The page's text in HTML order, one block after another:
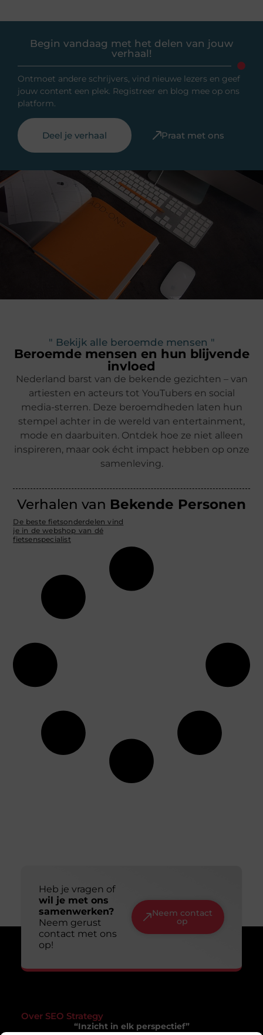
Begin vandaag met het delen van jouw
verhaal!
Ontmoet andere schrijvers, vind nieuwe lezers en geef
jouw content een plek. Registreer en blog mee op ons
platform.
Deel je verhaal Praat met ons
" Bekijk alle beroemde mensen "
Beroemde mensen en hun blijvende
invloed
Nederland barst van de bekende gezichten – van
artiesten en acteurs tot YouTubers en social
media-sterren. Deze beroemdheden laten hun
stempel achter in de wereld van entertainment,
mode en daarbuiten. Ontdek hoe ze niet alleen
inspireren, maar ook écht impact hebben op onze
samenleving.
Verhalen van Bekende Personen
De beste fietsonderdelen vind
je in de webshop van dé
fietsenspecialist
Heb je vragen of
wil je met ons
samenwerken?
Neem gerust
contact met ons
op!
Neem contact
op
Over SEO Strategy
“Inzicht in elk perspectief”